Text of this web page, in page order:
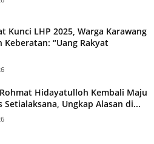
Kunci LHP 2025, Warga Karawang
Keberatan: “Uang Rakyat
Hidayatulloh Kembali Maju
Setialaksana, Ungkap Alasan di...